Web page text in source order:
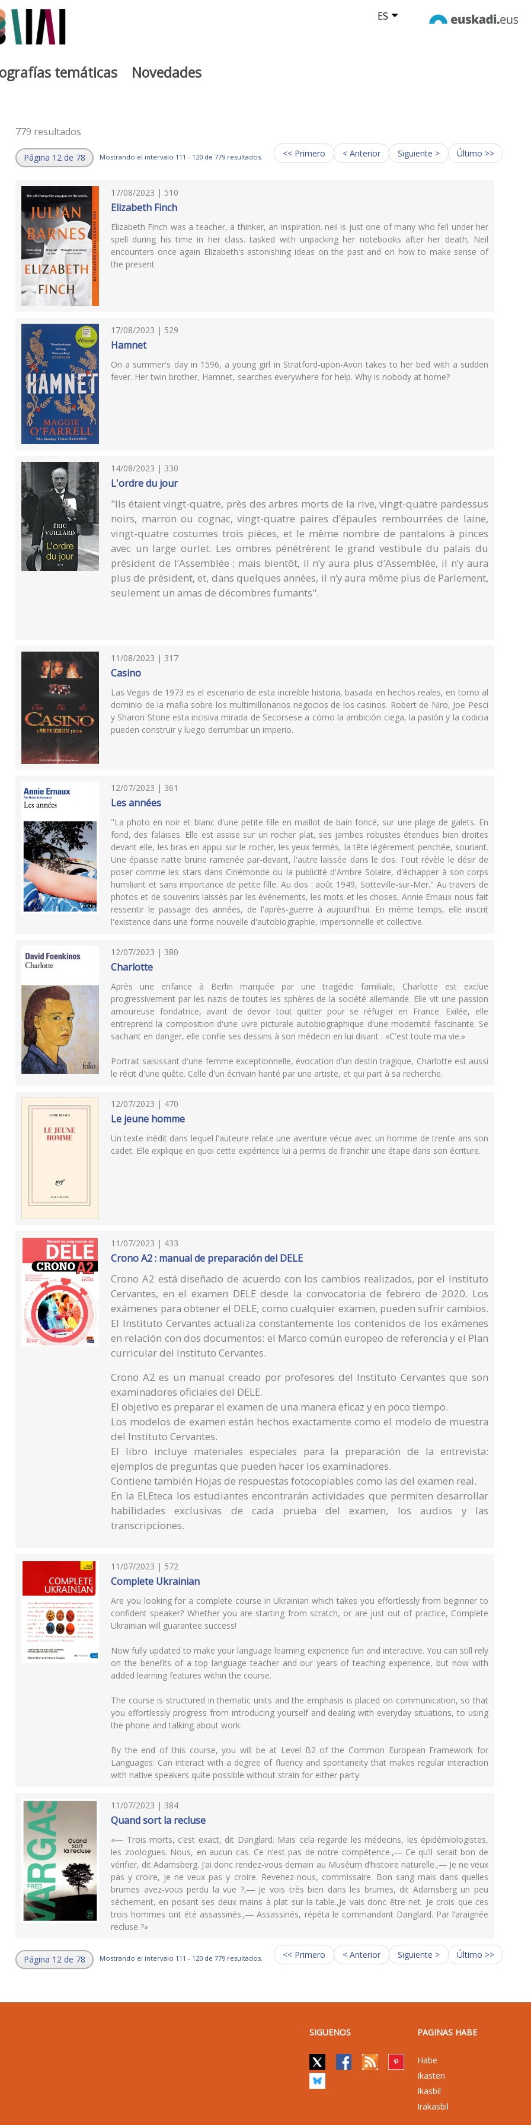
ES
temáticas Novedades
779 resultados
Página 12 de 78 Mostrando el intervalo 111 - 120 de 779 resultados. << Primero < Anterior Siguiente > Último >>
17/08/2023 | 510
Elizabeth Finch
Elizabeth Finch was a teacher, a thinker, an inspiration. neil is just one of many who fell under her
spell during his time in her class. tasked with unpacking her notebooks after her death, Neil
encounters once again Elizabeth's astonishing ideas on the past and on how to make sense of
the present
17/08/2023 | 529
Hamnet
On a summer's day in 1596, a young girl in Stratford-upon-Avon takes to her bed with a sudden
fever. Her twin brother, Hamnet, searches everywhere for help. Why is nobody at home?
14/08/2023 | 330
L'ordre du jour
"Ils étaient vingt-quatre, près des arbres morts de la rive, vingt-quatre pardessus
noirs, marron ou cognac, vingt-quatre paires d’épaules rembourrées de laine,
vingt-quatre costumes trois pièces, et le même nombre de pantalons à pinces
avec un large ourlet. Les ombres pénétrèrent le grand vestibule du palais du
président de l’Assemblée ; mais bientôt, il n’y aura plus d’Assemblée, il n’y aura
plus de président, et, dans quelques années, il n’y aura même plus de Parlement,
seulement un amas de décombres fumants".
11/08/2023 | 317
Casino
Las Vegas de 1973 es el escenario de esta increíble historia, basada en hechos reales, en torno al
dominio de la mafia sobre los multimillonarios negocios de los casinos. Robert de Niro, Joe Pesci
y Sharon Stone esta incisiva mirada de Secorsese a cómo la ambición ciega, la pasión y la codicia
pueden construir y luego derrumbar un imperio.
12/07/2023 | 361
Les années
"La photo en noir et blanc d'une petite fille en maillot de bain foncé, sur une plage de galets. En
fond, des falaises. Elle est assise sur un rocher plat, ses jambes robustes étendues bien droites
devant elle, les bras en appui sur le rocher, les yeux fermés, la tête légèrement penchée, souriant.
Une épaisse natte brune ramenée par-devant, l'autre laissée dans le dos. Tout révèle le désir de
poser comme les stars dans Cinémonde ou la publicité d'Ambre Solaire, d'échapper à son corps
humiliant et sans importance de petite fille. Au dos : août 1949, Sotteville-sur-Mer." Au travers de
photos et de souvenirs laissés par les événements, les mots et les choses, Annie Ernaux nous fait
ressentir le passage des années, de l'après-guerre à aujourd'hui. En même temps, elle inscrit
l'existence dans une forme nouvelle d'autobiographie, impersonnelle et collective.
12/07/2023 | 380
Charlotte
Après une enfance à Berlin marquée par une tragédie familiale, Charlotte est exclue
progressivement par les nazis de toutes les sphères de la société allemande. Elle vit une passion
amoureuse fondatrice, avant de devoir tout quitter pour se réfugier en France. Exilée, elle
entreprend la composition d'une uvre picturale autobiographique d'une modernité fascinante. Se
sachant en danger, elle confie ses dessins à son médecin en lui disant : «C'est toute ma vie.»
Portrait saisissant d'une femme exceptionnelle, évocation d'un destin tragique, Charlotte est aussi
le récit d'une quête. Celle d'un écrivain hanté par une artiste, et qui part à sa recherche.
12/07/2023 | 470
Le jeune homme
Un texte inédit dans lequel l'auteure relate une aventure vécue avec un homme de trente ans son
cadet. Elle explique en quoi cette expérience lui a permis de franchir une étape dans son écriture.
11/07/2023 | 433
Crono A2 : manual de preparación del DELE
Crono A2 está diseñado de acuerdo con los cambios realizados, por el Instituto
Cervantes, en el examen DELE desde la convocatoria de febrero de 2020. Los
exámenes para obtener el DELE, como cualquier examen, pueden sufrir cambios.
El Instituto Cervantes actualiza constantemente los contenidos de los exámenes
en relación con dos documentos: el Marco común europeo de referencia y el Plan
curricular del Instituto Cervantes.
Crono A2 es un manual creado por profesores del Instituto Cervantes que son
examinadores oficiales del DELE.
El objetivo es preparar el examen de una manera eficaz y en poco tiempo.
Los modelos de examen están hechos exactamente como el modelo de muestra
del Instituto Cervantes.
El libro incluye materiales especiales para la preparación de la entrevista:
ejemplos de preguntas que pueden hacer los examinadores.
Contiene también Hojas de respuestas fotocopiables como las del examen real.
En la ELEteca los estudiantes encontrarán actividades que permiten desarrollar
habilidades exclusivas de cada prueba del examen, los audios y las
transcripciones.
11/07/2023 | 572
Complete Ukrainian
Are you looking for a complete course in Ukrainian which takes you effortlessly from beginner to
confident speaker? Whether you are starting from scratch, or are just out of practice, Complete
Ukrainian will guarantee success!
Now fully updated to make your language learning experience fun and interactive. You can still rely
on the benefits of a top language teacher and our years of teaching experience, but now with
added learning features within the course.
The course is structured in thematic units and the emphasis is placed on communication, so that
you effortlessly progress from introducing yourself and dealing with everyday situations, to using
the phone and talking about work.
By the end of this course, you will be at Level B2 of the Common European Framework for
Languages: Can interact with a degree of fluency and spontaneity that makes regular interaction
with native speakers quite possible without strain for either party.
11/07/2023 | 384
Quand sort la recluse
«― Trois morts, c’est exact, dit Danglard. Mais cela regarde les médecins, les épidémiologistes,
les zoologues. Nous, en aucun cas. Ce n’est pas de notre compétence.,― Ce qu’il serait bon de
vérifier, dit Adamsberg. J’ai donc rendez-vous demain au Muséum d’histoire naturelle.,― Je ne veux
pas y croire, je ne veux pas y croire. Revenez-nous, commissaire. Bon sang mais dans quelles
brumes avez-vous perdu la vue ?,― Je vois très bien dans les brumes, dit Adamsberg un peu
sèchement, en posant ses deux mains à plat sur la table.,Je vais donc être net. Je crois que ces
trois hommes ont été assassinés.,― Assassinés, répéta le commandant Danglard. Par l’araignée
recluse ?»
Página 12 de 78 Mostrando el intervalo 111 - 120 de 779 resultados. << Primero < Anterior Siguiente > Último >>
SIGUENOS PAGINAS HABE
Habe
Ikasten
Ikasbil
Irakasbil